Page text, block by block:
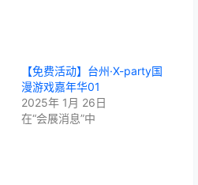
【免费活动】台州·X-party国
漫游戏嘉年华01
2025年 1月 26日
在“会展消息”中